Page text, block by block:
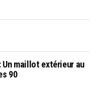
Un maillot extérieur au
90